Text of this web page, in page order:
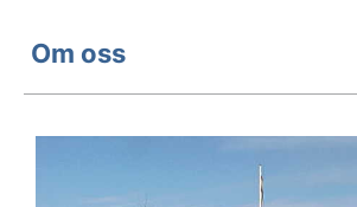
Om oss